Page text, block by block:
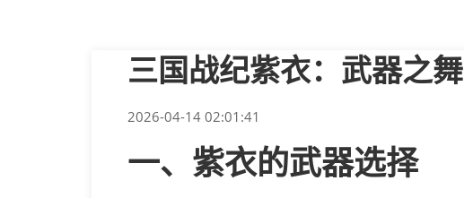
三国战纪紫衣：武器之舞
2026-04-14 02:01:41
一、紫衣的武器选择